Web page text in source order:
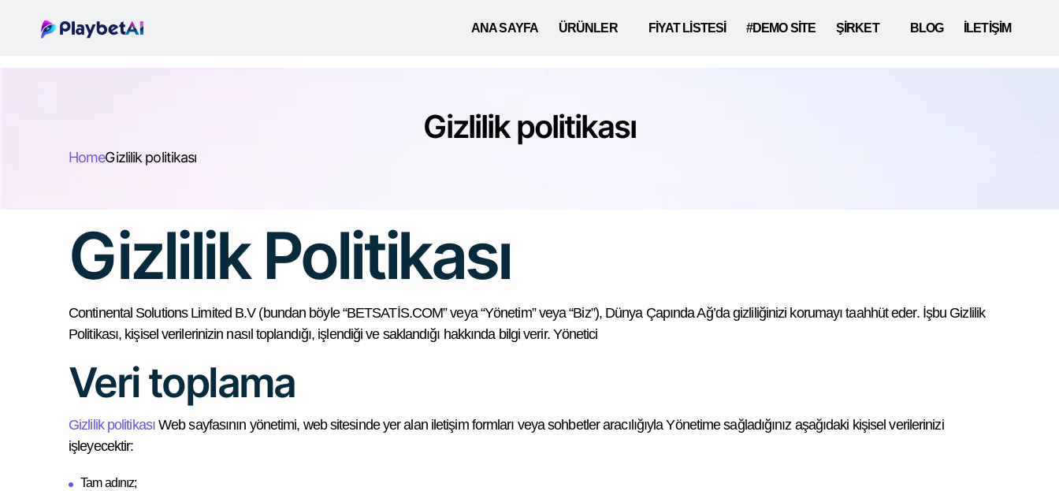
ANA SAYFA ÜRÜNLER FİYAT LİSTESİ #DEMO SİTE ŞİRKET BLOG İLETİŞİM
Gizlilik politikası
HomeGizlilik politikası
Gizlilik Politikası
Continental Solutions Limited B.V (bundan böyle “BETSATİS.COM” veya “Yönetim” veya “Biz”), Dünya Çapında Ağ’da gizliliğinizi korumayı taahhüt eder. İşbu Gizlilik
Politikası, kişisel verilerinizin nasıl toplandığı, işlendiği ve saklandığı hakkında bilgi verir. Yönetici
Veri toplama
Gizlilik politikasıWeb sayfasının yönetimi, web sitesinde yer alan iletişim formları veya sohbetler aracılığıyla Yönetime sağladığınız aşağıdaki kişisel verilerinizi
işleyecektir:
Tam adınız;